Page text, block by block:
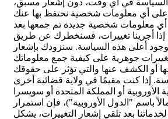
السياسة في أي وقت، دون إشعار مسبق،
على أي معلومات شخصية نحتفظ بها عنك
أي معلومات شخصية جديدة تم جمعها بعد
إذا أجرينا تغييرات، فسنخطرك عن طريق
أعلى هذه السياسة. سنزودك بإشعار
جوهرية على كيفية جمع معلوماتك
أو الكشف عنها والتي تؤثر على حقوقك
إذا كنت مقيمًا في ولاية قضائية أخرى
الأوروبية أو المملكة المتحدة أو سويسرا
باسم "الدول الأوروبية")، فإن استمرار
بعد تلقي إشعار التغييرات، يشكل